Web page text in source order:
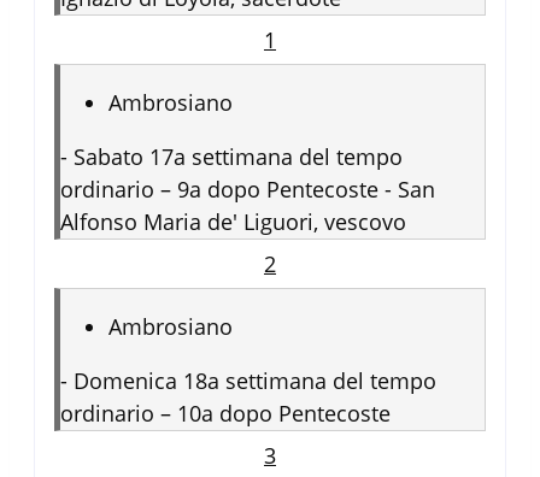
1
Ambrosiano
- Sabato 17a settimana del tempo
ordinario – 9a dopo Pentecoste - San
Alfonso Maria de' Liguori, vescovo
2
Ambrosiano
- Domenica 18a settimana del tempo
ordinario – 10a dopo Pentecoste
3